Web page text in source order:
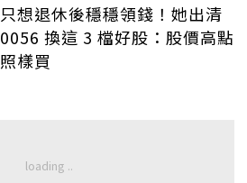
只想退休後穩穩領錢！她出清
0056 換這 3 檔好股：股價高點
照樣買